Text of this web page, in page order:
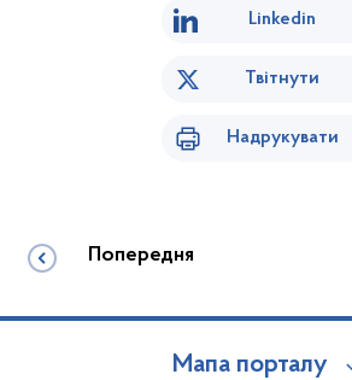
Linkedin
Твітнути
Надрукувати
Попередня
Мапа порталу